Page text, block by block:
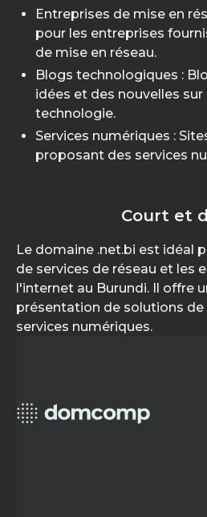
Entreprises de mise en
pour les entreprises
de mise en réseau.
Blogs technologiques :
idées et des nouvelles sur
technologie.
Services numériques :
proposant des services
Court et
Le domaine .net.bi est idéal
de services de réseau et les
l'internet au Burundi. Il offre
présentation de solutions de
services numériques.